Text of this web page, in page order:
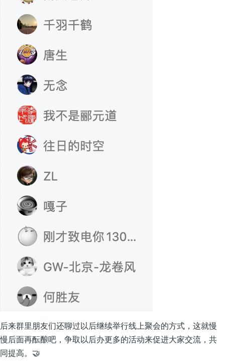
后来群里朋友们还聊过以后继续举行线上聚会的方式，这就慢
慢后面再酝酿吧，争取以后办更多的活动来促进大家交流，共
同提高。🤝